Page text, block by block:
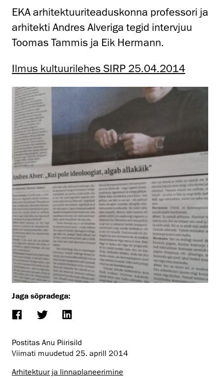
EKA arhitektuuriteaduskonna professori ja
arhitekti Andres Alveriga tegid intervjuu
Toomas Tammis ja Eik Hermann.
Ilmus kultuurilehes SIRP 25.04.2014
Jaga sõpradega:
Postitas Anu Piirisild
Viimati muudetud 25. aprill 2014
Arhitektuur ja linnaplaneerimine